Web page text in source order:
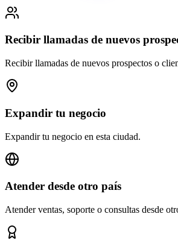
Recibir llamadas de nuevos
Recibir llamadas de nuevos prospectos o
Expandir tu negocio
Expandir tu negocio en esta ciudad.
Atender desde otro país
Atender ventas, soporte o consultas desde